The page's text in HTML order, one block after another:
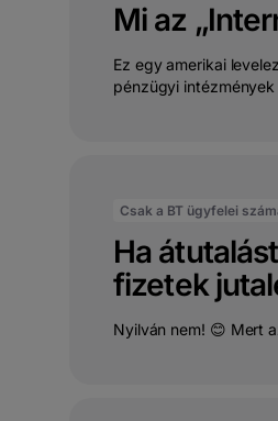
Mi az
Ez egy amerikai
pénzügyi
Csak a BT ügyfelei
Ha
fizetek
Nyilván nem! 😊 Mert